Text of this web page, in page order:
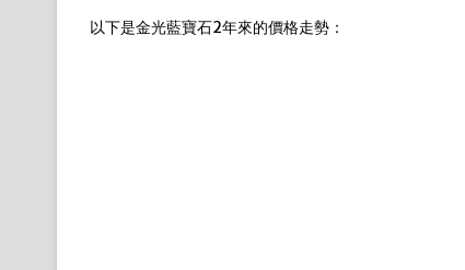
以下是金光藍寶石2年來的價格走勢：